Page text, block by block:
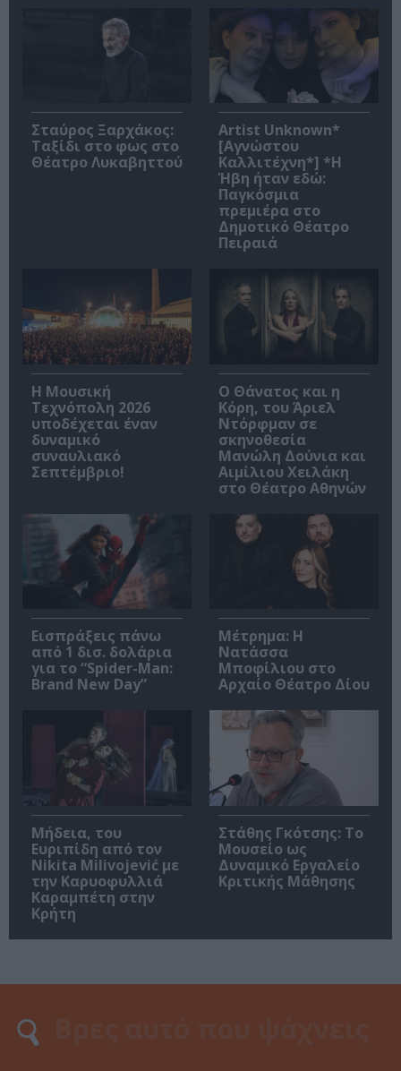
Σταύρος Ξαρχάκος:
Ταξίδι στο φως στο
Θέατρο Λυκαβηττού
Artist Unknown*
[Αγνώστου
Καλλιτέχνη*] *Η
Ήβη ήταν εδώ:
Παγκόσμια
πρεμιέρα στο
Δημοτικό Θέατρο
Πειραιά
Η Μουσική
Τεχνόπολη 2026
υποδέχεται έναν
δυναμικό
συναυλιακό
Σεπτέμβριο!
Ο Θάνατος και η
Κόρη, του Άριελ
Ντόρφμαν σε
σκηνοθεσία
Μανώλη Δούνια και
Αιμίλιου Χειλάκη
στο Θέατρο Αθηνών
Εισπράξεις πάνω
από 1 δισ. δολάρια
για το “Spider-Man:
Brand New Day”
Μέτρημα: Η
Νατάσσα
Μποφίλιου στο
Αρχαίο Θέατρο Δίου
Μήδεια, του
Ευριπίδη από τον
Nikita Milivojević με
την Καρυοφυλλιά
Καραμπέτη στην
Κρήτη
Στάθης Γκότσης: Το
Μουσείο ως
Δυναμικό Εργαλείο
Κριτικής Μάθησης